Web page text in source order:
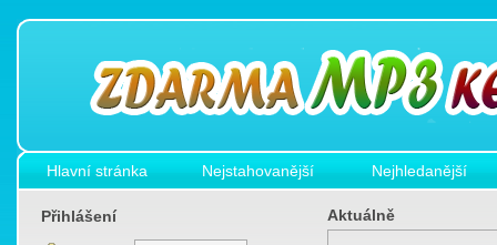
Hlavní stránka Nejstahovanější Nejhledanější
Přihlášení Aktuálně